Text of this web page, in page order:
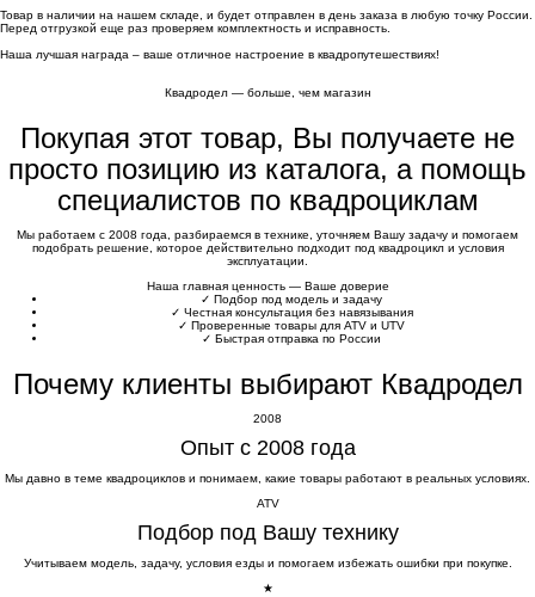
Товар в наличии на нашем складе, и будет отправлен в день заказа в любую точку России.
Перед отгрузкой еще раз проверяем комплектность и исправность.
Наша лучшая награда – ваше отличное настроение в квадропутешествиях!
Квадродел — больше, чем магазин
Покупая этот товар, Вы получаете не
просто позицию из каталога, а помощь
специалистов по квадроциклам
Мы работаем с 2008 года, разбираемся в технике, уточняем Вашу задачу и помогаем
подобрать решение, которое действительно подходит под квадроцикл и условия
эксплуатации.
Наша главная ценность — Ваше доверие
✓ Подбор под модель и задачу
✓ Честная консультация без навязывания
✓ Проверенные товары для ATV и UTV
✓ Быстрая отправка по России
Почему клиенты выбирают Квадродел
2008
Опыт с 2008 года
Мы давно в теме квадроциклов и понимаем, какие товары работают в реальных условиях.
ATV
Подбор под Вашу технику
Учитываем модель, задачу, условия езды и помогаем избежать ошибки при покупке.
★